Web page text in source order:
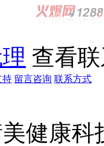
查看
持 留言咨询 联系方式
健康科